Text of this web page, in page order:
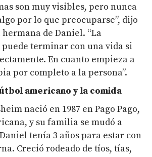
son muy visibles, pero nunca
por lo que preocuparse”, dijo
de Daniel. “La
terminar con una vida si
En cuanto empieza a
por completo a la persona”.
americano y la comida
nació en 1987 en Pago Pago,
y su familia se mudó a
tenía 3 años para estar con
Creció rodeado de tíos, tías,